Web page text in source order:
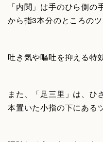
「内関」は手のひら側
から指3本分のところのツ
吐き気や嘔吐を抑える特
また、「足三里」は、ひ
本置いた小指の下にある